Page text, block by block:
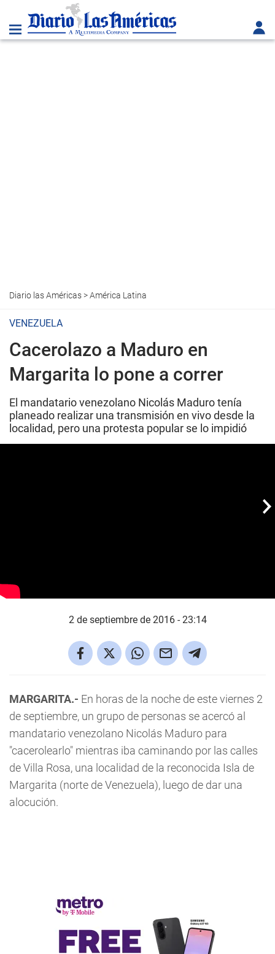
Diario las Américas>América Latina
VENEZUELA
Cacerolazo a Maduro en
Margarita lo pone a correr
El mandatario venezolano Nicolás Maduro tenía
planeado realizar una transmisión en vivo desde la
localidad, pero una protesta popular se lo impidió
2 de septiembre de 2016 - 23:14
MARGARITA.- En horas de la noche de este viernes 2
de septiembre, un grupo de personas se acercó al
mandatario venezolano Nicolás Maduro para
"cacerolearlo" mientras iba caminando por las calles
de Villa Rosa, una localidad de la reconocida Isla de
Margarita (norte de Venezuela), luego de dar una
alocución.